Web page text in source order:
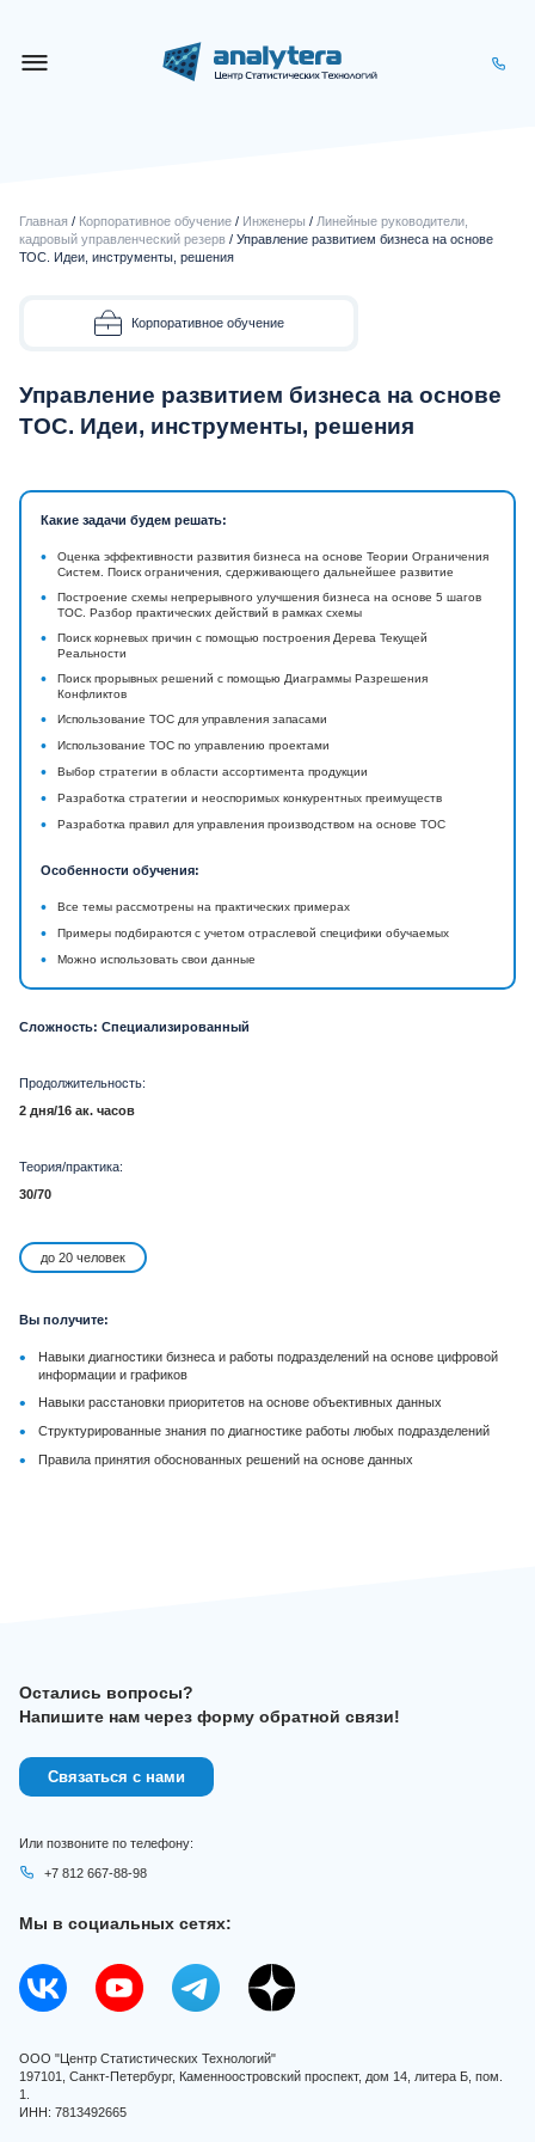
Главная / Корпоративное обучение / Инженеры / Линейные руководители,
кадровый управленческий резерв / Управление развитием бизнеса на основе
ТОС. Идеи, инструменты, решения
Корпоративное обучение
Управление развитием бизнеса на основе
ТОС. Идеи, инструменты, решения
Какие задачи будем решать:
•
Оценка эффективности развития бизнеса на основе Теории Ограничения
Систем. Поиск ограничения, сдерживающего дальнейшее развитие
•
Построение схемы непрерывного улучшения бизнеса на основе 5 шагов
ТОС. Разбор практических действий в рамках схемы
•
Поиск корневых причин с помощью построения Дерева Текущей
Реальности
•
Поиск прорывных решений с помощью Диаграммы Разрешения
Конфликтов
• Использование ТОС для управления запасами
• Использование ТОС по управлению проектами
• Выбор стратегии в области ассортимента продукции
• Разработка стратегии и неоспоримых конкурентных преимуществ
• Разработка правил для управления производством на основе ТОС
Особенности обучения:
• Все темы рассмотрены на практических примерах
• Примеры подбираются с учетом отраслевой специфики обучаемых
• Можно использовать свои данные
Сложность: Специализированный
Продолжительность:
2 дня/16 ак. часов
Теория/практика:
30/70
до 20 человек
Вы получите:
•
Навыки диагностики бизнеса и работы подразделений на основе цифровой
информации и графиков
• Навыки расстановки приоритетов на основе объективных данных
• Структурированные знания по диагностике работы любых подразделений
• Правила принятия обоснованных решений на основе данных
Остались вопросы?
Напишите нам через форму обратной связи!
Связаться с нами
Или позвоните по телефону:
+7 812 667-88-98
Мы в социальных сетях:
ООО "Центр Статистических Технологий"
197101, Санкт-Петербург, Каменноостровский проспект, дом 14, литера Б, пом.
1.
ИНН: 7813492665